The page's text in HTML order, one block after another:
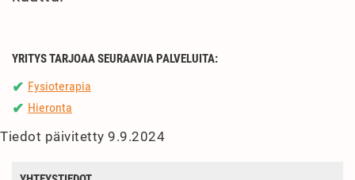
YRITYS TARJOAA SEURAAVIA PALVELUITA:
✔ Fysioterapia
✔ Hieronta
Tiedot päivitetty 9.9.2024